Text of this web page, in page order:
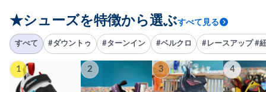
★シューズを特徴から選ぶすべて見る
すべて #ダウントゥ #ターンイン #ベルクロ #レースアップ #
1 2 3 4